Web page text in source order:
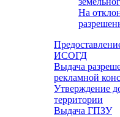
На
ИСОГД
Выдача
рекламной
Утверждение
территории
Выдача ГПЗУ